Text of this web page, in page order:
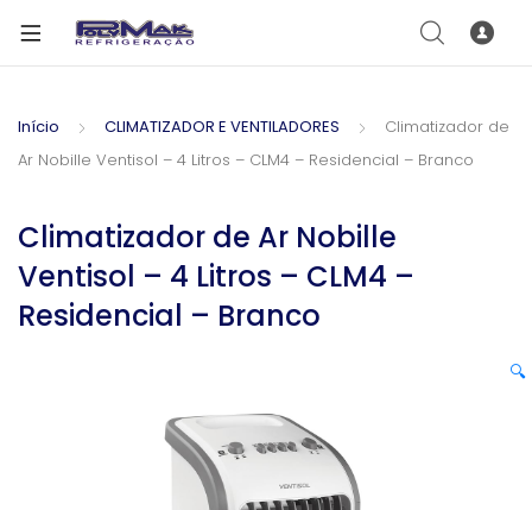
Início CLIMATIZADOR E VENTILADORES
Climatizador de
Ar Nobille Ventisol – 4 Litros – CLM4 – Residencial – Branco
Climatizador de Ar Nobille
Ventisol – 4 Litros – CLM4 –
Residencial – Branco
🔍